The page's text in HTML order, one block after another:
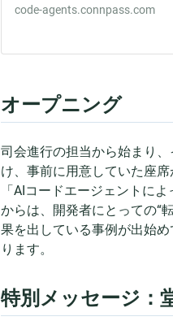
オープニング
司会進行の担当から始まり
け、事前に用意していた座
「AIコードエージェントに
からは、開発者にとっての“
果を出している事例が出始
ります。
特別メッセージ：